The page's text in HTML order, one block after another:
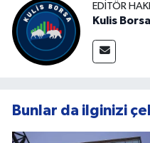
EDITÖR
Kulis
Bunlar da ilginizi